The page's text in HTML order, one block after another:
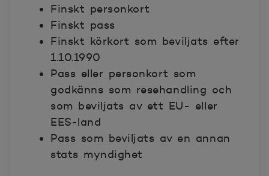
Finskt personkort
Finskt pass
Finskt körkort som beviljats efter
1.10.1990
Pass eller personkort som
godkänns som resehandling och
som beviljats av ett EU- eller
EES-land
Pass som beviljats av en annan
stats myndighet